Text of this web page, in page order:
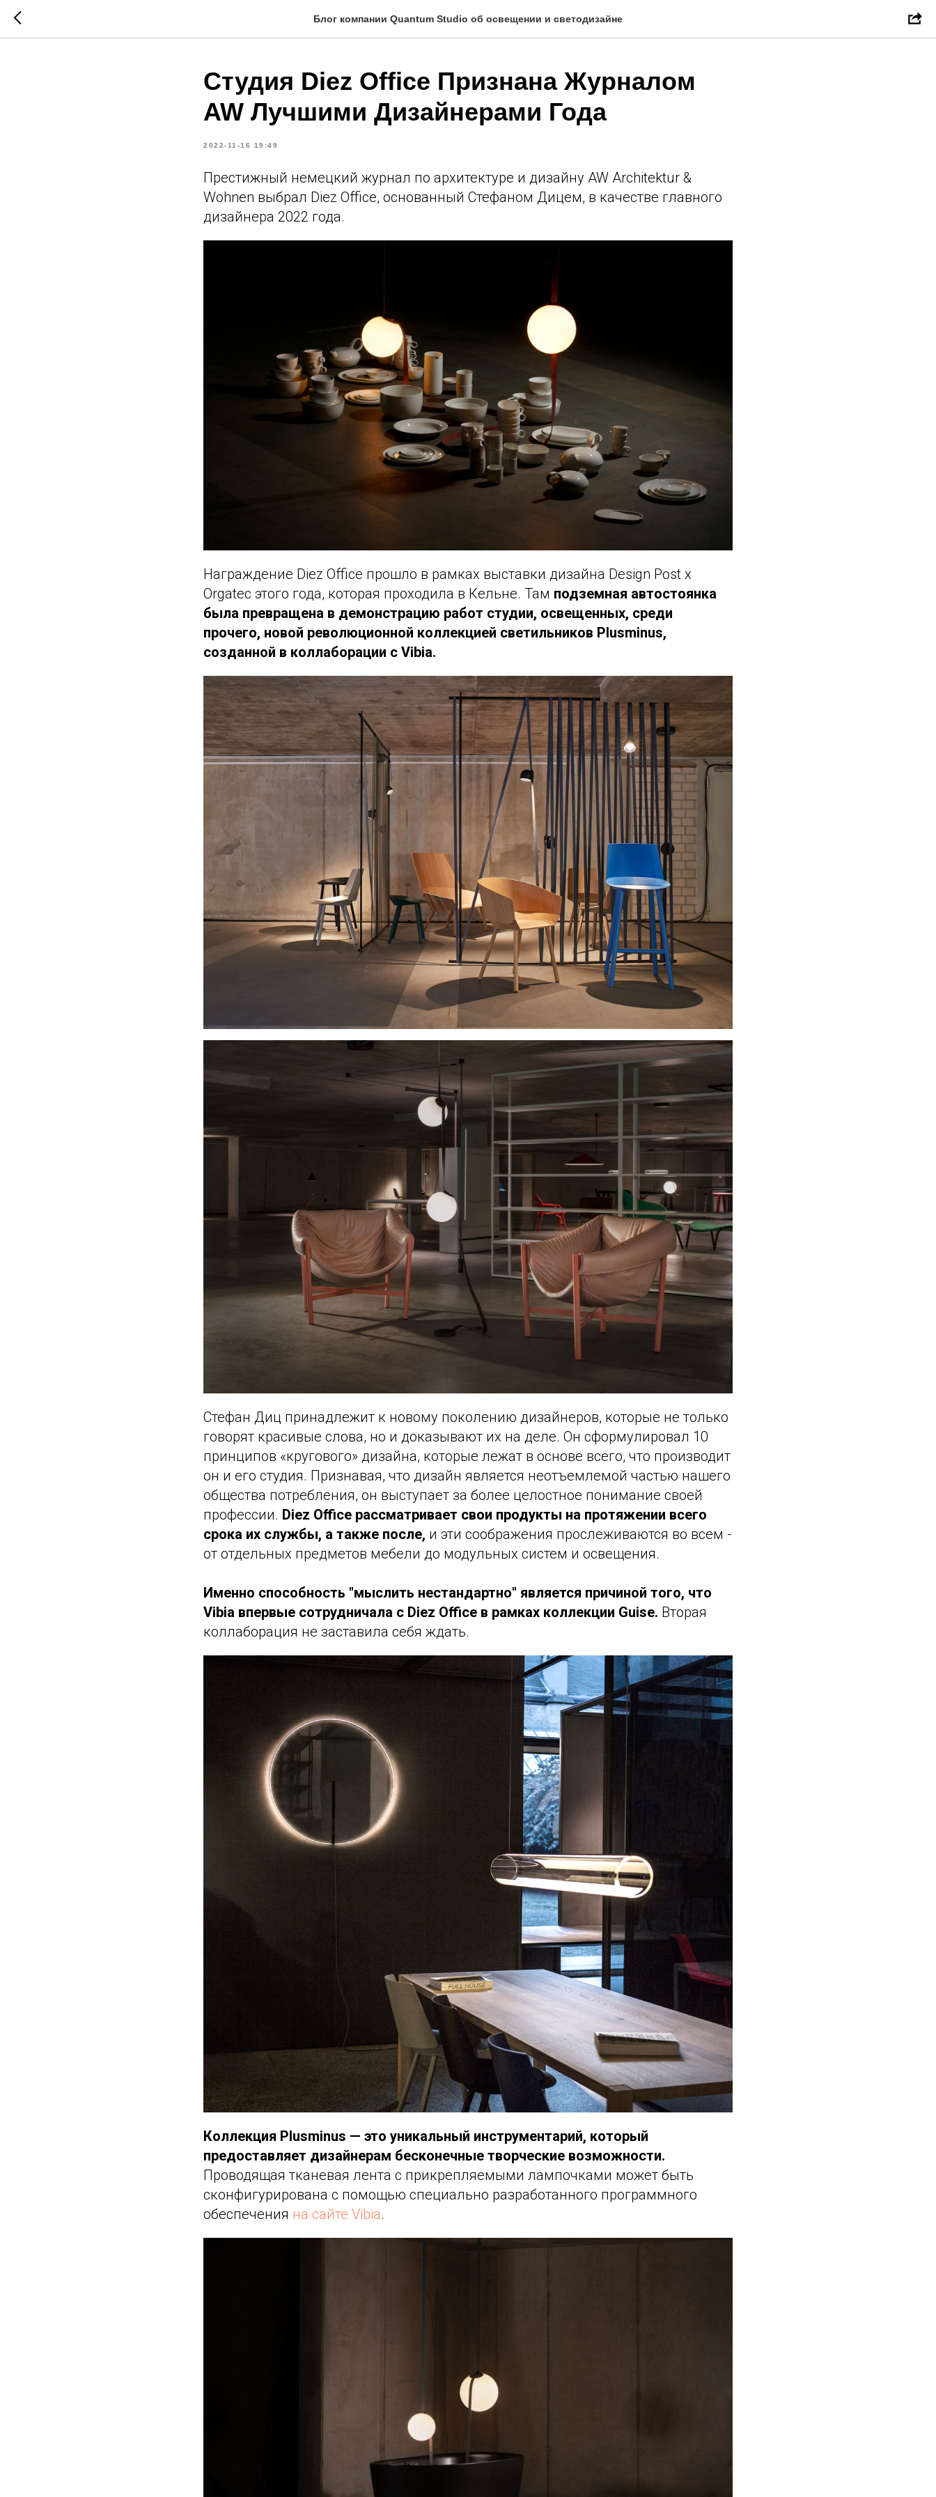
Блог компании Quantum Studio об освещении и светодизайне
Студия Diez Office Признана Журналом
AW Лучшими Дизайнерами Года
2022-11-16 19:49
Престижный немецкий журнал по архитектуре и дизайну AW Architektur &
Wohnen выбрал Diez Office, основанный Стефаном Дицем, в качестве главного
дизайнера 2022 года.
Награждение Diez Office прошло в рамках выставки дизайна Design Post x
Orgatec этого года, которая проходила в Кельне. Там подземная автостоянка
была превращена в демонстрацию работ студии, освещенных, среди
прочего, новой революционной коллекцией светильников Plusminus,
созданной в коллаборации с Vibia.
Стефан Диц принадлежит к новому поколению дизайнеров, которые не только
говорят красивые слова, но и доказывают их на деле. Он сформулировал 10
принципов «кругового» дизайна, которые лежат в основе всего, что производит
он и его студия. Признавая, что дизайн является неотъемлемой частью нашего
общества потребления, он выступает за более целостное понимание своей
профессии. Diez Office рассматривает свои продукты на протяжении всего
срока их службы, а также после, и эти соображения прослеживаются во всем -
от отдельных предметов мебели до модульных систем и освещения.
Именно способность "мыслить нестандартно" является причиной того, что
Vibia впервые сотрудничала с Diez Office в рамках коллекции Guise. Вторая
коллаборация не заставила себя ждать.
Коллекция Plusminus — это уникальный инструментарий, который
предоставляет дизайнерам бесконечные творческие возможности.
Проводящая тканевая лента с прикрепляемыми лампочками может быть
сконфигурирована с помощью специально разработанного программного
обеспечения на сайте Vibia.